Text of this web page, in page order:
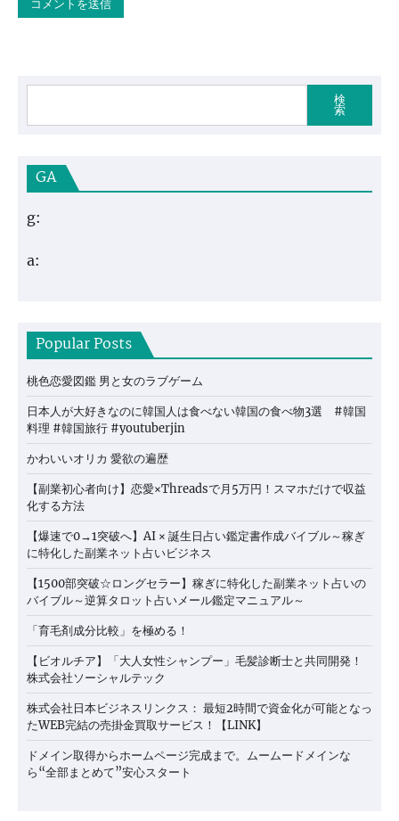
検
索
GA
g:
a:
Popular Posts
桃色恋愛図鑑 男と女のラブゲーム
日本人が大好きなのに韓国人は食べない韓国の食べ物3選 #韓国
料理 #韓国旅行 #youtuberjin
かわいいオリカ 愛欲の遍歴
【副業初心者向け】恋愛×Threadsで月5万円！スマホだけで収益
化する方法
【爆速で0→1突破へ】AI × 誕生日占い鑑定書作成バイブル～稼ぎ
に特化した副業ネット占いビジネス
【1500部突破☆ロングセラー】稼ぎに特化した副業ネット占いの
バイブル～逆算タロット占いメール鑑定マニュアル～
「育毛剤成分比較」を極める！
【ビオルチア】「大人女性シャンプー」毛髪診断士と共同開発！
株式会社ソーシャルテック
株式会社日本ビジネスリンクス： 最短2時間で資金化が可能となっ
たWEB完結の売掛金買取サービス！【LINK】
ドメイン取得からホームページ完成まで。ムームードメインな
ら“全部まとめて”安心スタート